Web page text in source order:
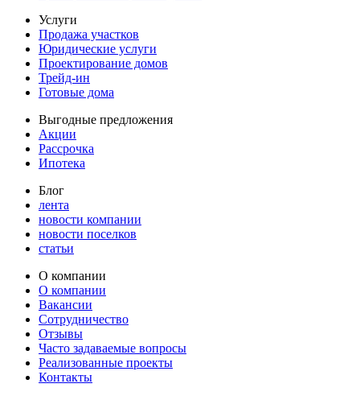
Услуги
Продажа участков
Юридические услуги
Проектирование домов
Трейд-ин
Готовые дома
Выгодные предложения
Акции
Рассрочка
Ипотека
Блог
лента
новости компании
новости поселков
статьи
О компании
О компании
Вакансии
Сотрудничество
Отзывы
Часто задаваемые вопросы
Реализованные проекты
Контакты